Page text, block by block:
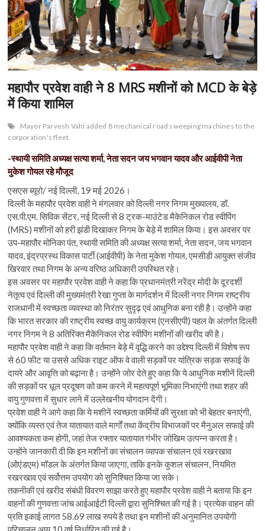
महापौर प्रवेश वाही ने 8 MRS मशीनों को MCD के बेड़े
में किया शामिल
Mayor Parvesh Vahi added 8 mechanical road sweeping machines to the
corporation's fleet.
-स्थायी समिति अध्यक्ष सत्या शर्मा, नेता सदन जय भगवान यादव और आईवीपी नेता
मुकेश गोयल रहे मौजूद
एसएस ब्यूरो/ नई दिल्ली, 19 मई 2026।
दिल्ली के महापौर प्रवेश वाही ने मंगलवार को दिल्ली नगर निगम मुख्यालय, डॉ.
एस.पी.एम. सिविक सेंटर, नई दिल्ली से 8 ट्रक-माउंटेड मैकेनिकल रोड स्वीपिंग
(MRS) मशीनों को हरी झंडी दिखाकर निगम के बेड़े में शामिल किया। इस अवसर पर
उप-महापौर मोनिका पंत, स्थायी समिति की अध्यक्ष सत्या शर्मा, नेता सदन, जय भगवान
यादव, इंद्रप्रस्थ विकास पार्टी (आईवीपी) के नेता मुकेश गोयल, एमसीडी आयुक्त संजीव
खिरवार तथा निगम के अन्य वरिष्ठ अधिकारी उपस्थित रहे।
इस अवसर पर महापौर प्रवेश वाही ने कहा कि प्रधानमंत्री नरेंद्र मोदी के दूरदर्शी
नेतृत्व एवं दिल्ली की मुख्यमंत्री रेखा गुप्ता के मार्गदर्शन में दिल्ली नगर निगम राष्ट्रीय
राजधानी में स्वच्छता व्यवस्था को निरंतर सुदृढ़ एवं आधुनिक बना रही है। उन्होंने कहा
कि भारत सरकार की राष्ट्रीय स्वच्छ वायु कार्यक्रम (एनसीएपी) पहल के अंतर्गत दिल्ली
नगर निगम ने 8 अतिरिक्त मैकेनिकल रोड स्वीपिंग मशीनों की खरीद की है।
महापौर प्रवेश वाही ने कहा कि वर्तमान बेड़े में वृद्धि करने का उद्देश्य दिल्ली में विशेष रूप
से 60 फीट या उससे अधिक राइट ऑफ वे वाली सड़कों पर यांत्रिक सड़क सफाई के
दायरे और आवृत्ति को बढ़ाना है। उन्होंने जोर देते हुए कहा कि ये आधुनिक मशीनें दिल्ली
की सड़कों पर धूल प्रदूषण को कम करने में महत्वपूर्ण भूमिका निभाएंगी तथा शहर की
वायु गुणवत्ता में सुधार लाने में उल्लेखनीय योगदान देंगी।
प्रवेश वाही ने आगे कहा कि ये मशीनें स्वच्छता कर्मियों की सुरक्षा को भी बेहतर बनाएंगी,
क्योंकि व्यस्त एवं तेज यातायात वाले मार्गों तथा केंद्रीय विभाजकों पर मैनुअल सफाई की
आवश्यकता कम होगी, जहां तेज रफ्तार यातायात गंभीर जोखिम उत्पन्न करता है।
उन्होंने जानकारी दी कि इन मशीनों का संचालन व्यापक संचालन एवं रखरखाव
(ओएंडएम) मॉडल के अंतर्गत किया जाएगा, ताकि इनके कुशल संचालन, नियमित
रखरखाव एवं सर्वोत्तम उपयोग को सुनिश्चित किया जा सके।
तकनीकी एवं खरीद संबंधी विवरण साझा करते हुए महापौर प्रवेश वाही ने बताया कि इन
वाहनों की गुणवत्ता जांच आईआईटी दिल्ली द्वारा सुनिश्चित की गई है। प्रत्येक वाहन की
प्रति इकाई लागत 58.69 लाख रुपये है तथा इन मशीनों की अनुमानित उपयोगी